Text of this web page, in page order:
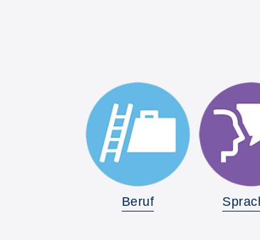
Beruf